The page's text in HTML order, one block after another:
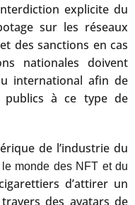
explicite du
sur les réseaux
des sanctions en cas
nationales doivent
international afin de
publics à ce type de
de l’industrie du
le monde des NFT et du
d’attirer un
des avatars de